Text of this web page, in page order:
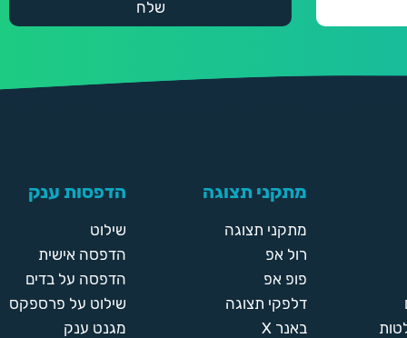
מתקני תצוגה
מתקני תצוגה
רול אפ
פופ אפ
דלפקי תצוגה
באנר X
הדפסות ענק
שילוט
הדפסה אישית
הדפסה על בדים
שילוט על פרספקס
מגנט ענק